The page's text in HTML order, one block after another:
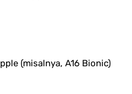
(misalnya, A16 Bionic)